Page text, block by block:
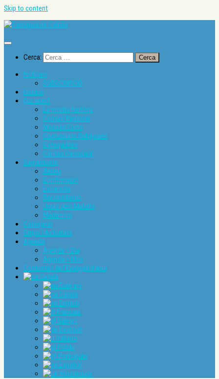
Skip to content
Cerca:
Notícies
SUBSCRIPCIÓ
Horaris
Qui som?
La nostra història
Consell Pastoral
Mossèn Cinto
Comunitats Religioses
Catequistes
Càritas Parroquial
Sagraments
Bateig
Confirmació
Eucaristia
Reconciliació
Unció dels Malalts
Matrimoni
Catequesi
Grups i Activitats
Agenda
Agenda > Dia
Agenda > Mes
Comentari de l’Evangeli d’avui
Català
Euskara
Català
English
Français
Galego
Deutsch
Italiano
Polski
Português
Español
Українська